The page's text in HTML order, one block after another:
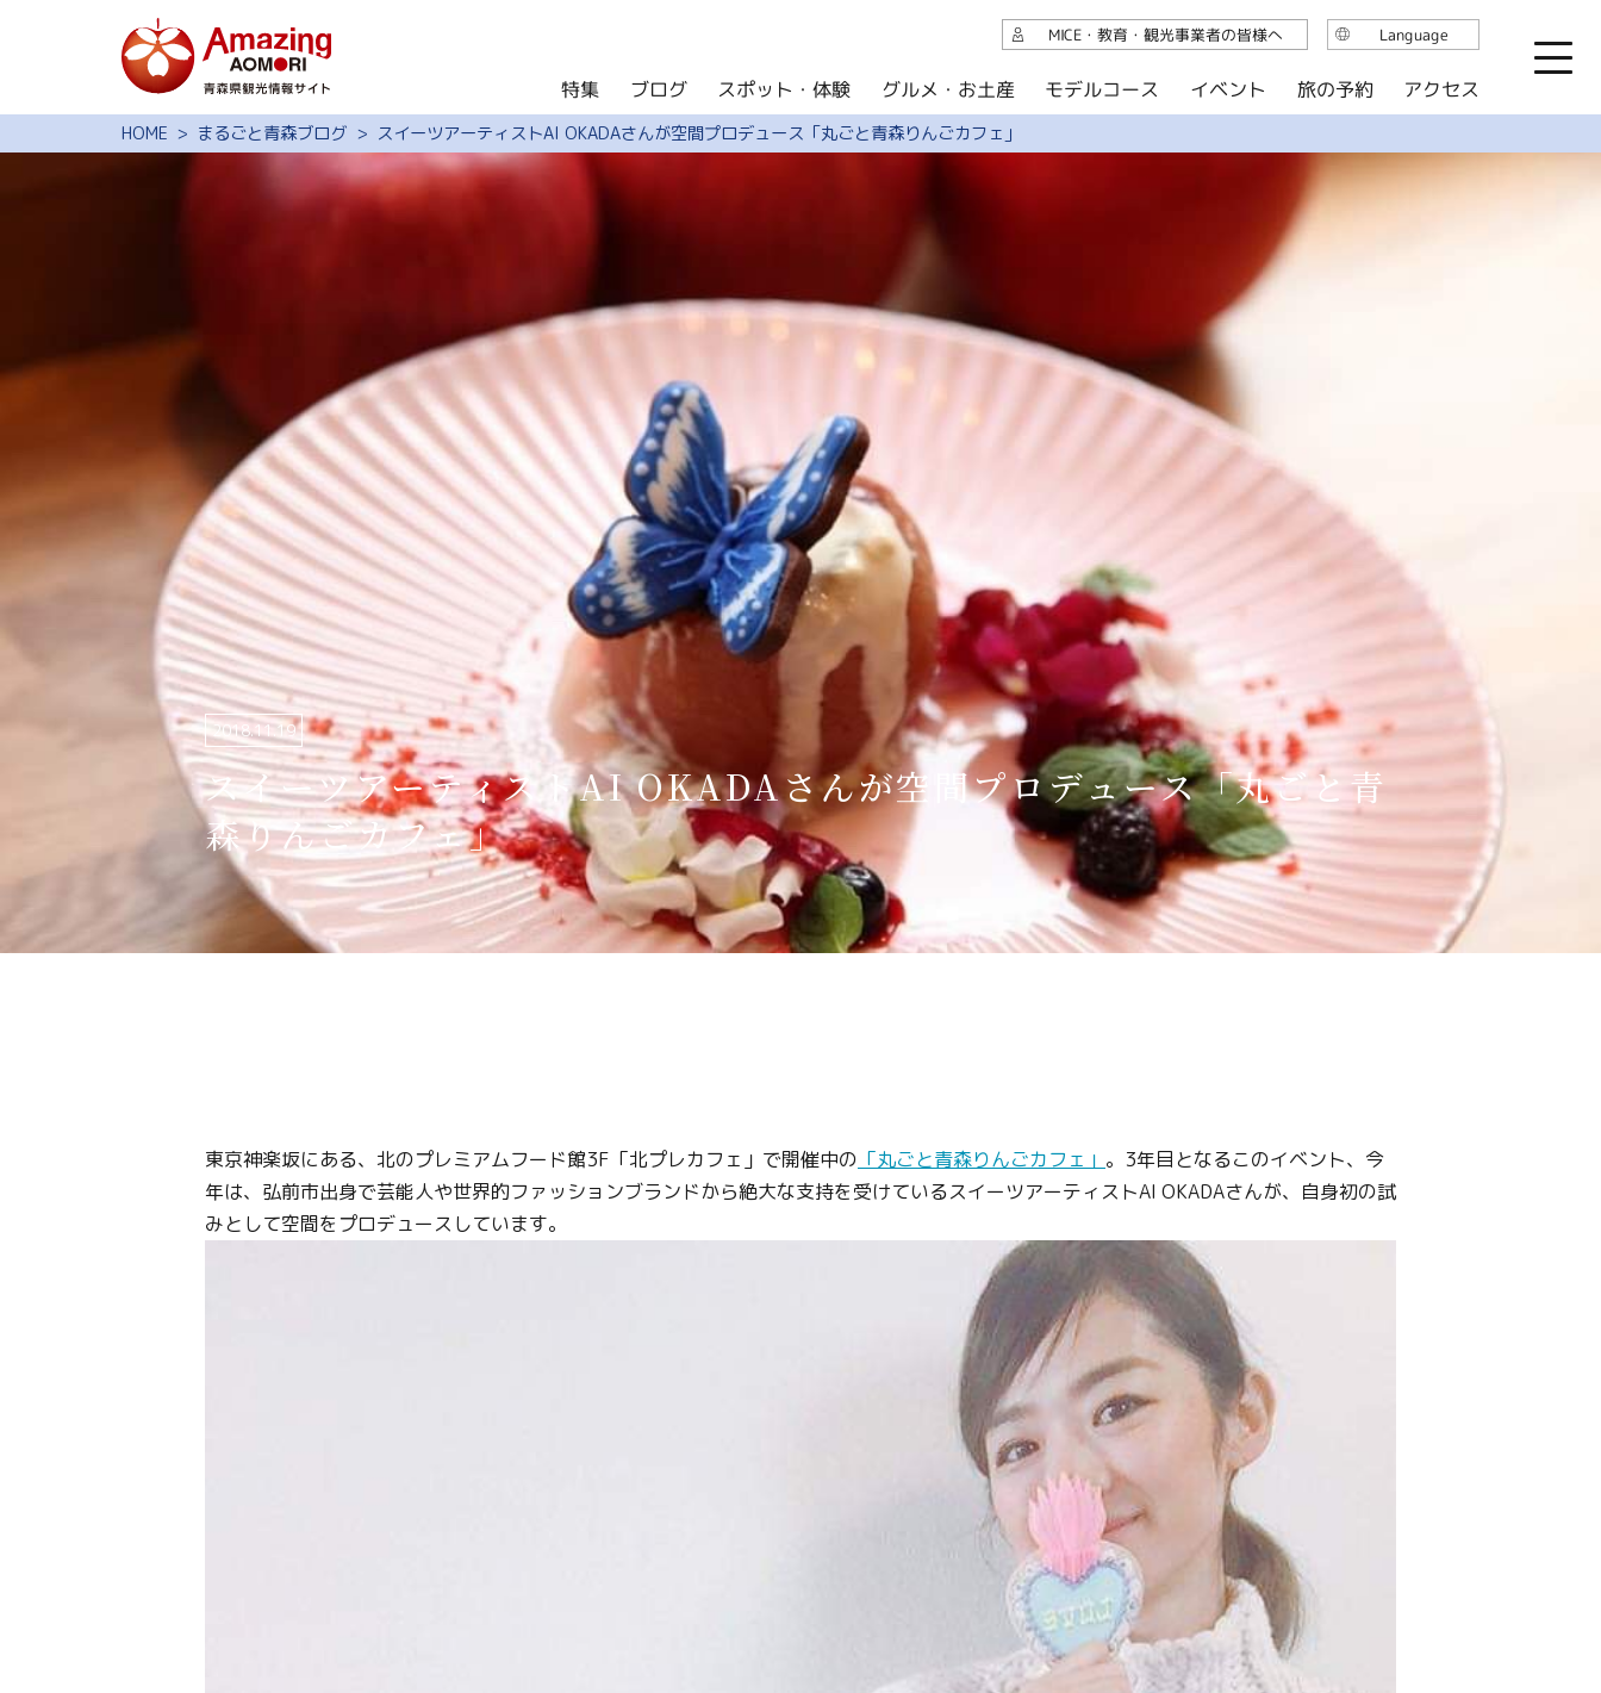
特集
ブログ
スポット・体験
グルメ・お土産
モデルコース
このサイトについて
サイト内検索
行きたいリスト
写真ライブラリー
動画ライブラリー
パンフレットダウンロード
よくある質問
運営組織について
関連リンク集
Language
日本語
English
繁体中文
简体中文
한국어
MICE・教育・観光事業者の皆様へ
HOME まるごと青森ブログ スイーツアーティストAI OKADAさんが空間プロデュース「丸ごと青森りんごカフェ」
スイーツアーティストAI OKADAさんが空間プロデュース「丸ごと青
森りんごカフェ」
2018.11.19
東京神楽坂にある、北のプレミアムフード館3F「北プレカフェ」で開催中の 「丸ごと青森りんごカフェ」 。3年目となるこのイベント、今
年は、弘前市出身で芸能人や世界的ファッションブランドから絶大な支持を受けているスイーツアーティストAI OKADAさんが、自身初の試
みとして空間をプロデュースしています。
特集 ブログ スポット・体験 グルメ・お土産 モデルコース イベント 旅の予約 アクセス
MICE・教育・観光事業者の皆様へ Language
English
简体中文